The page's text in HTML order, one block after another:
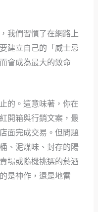
我們習慣了在網路上
建立自己的「威士忌
會成為最大的致命
的。這意味著，你在
開箱與行銷文案，最
面完成交易。但問題
、泥煤味、封存的陽
場或隨機挑選的菸酒
是神作，還是地雷